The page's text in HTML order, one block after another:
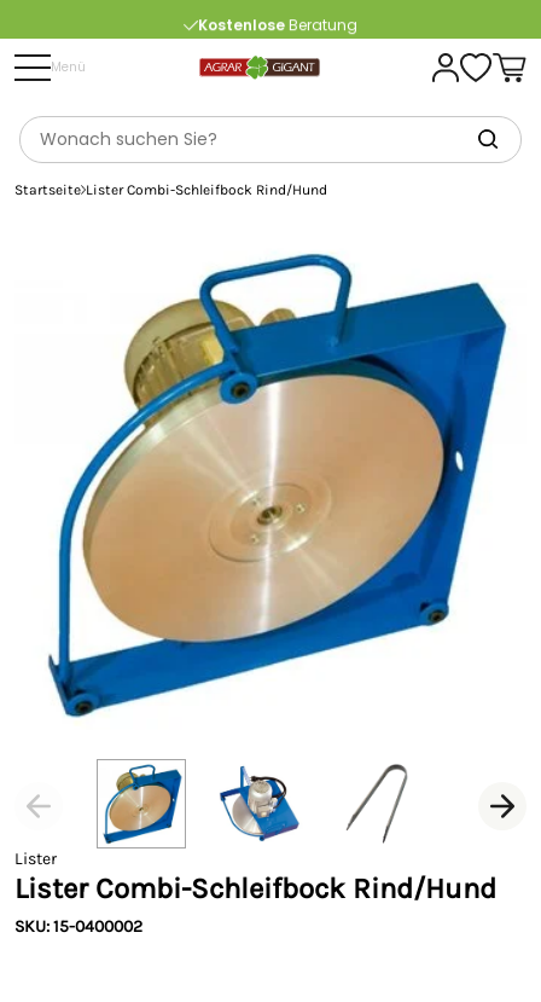
Kostenlose Beratung
ab 175 € (in DE) – außer Sperrgut
Menü
Startseite Lister Combi-Schleifbock Rind/Hund
Lister
Lister Combi-Schleifbock Rind/Hund
SKU: 15-0400002